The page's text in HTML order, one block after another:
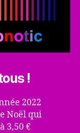
!
2022
Noël qui
3,50 €